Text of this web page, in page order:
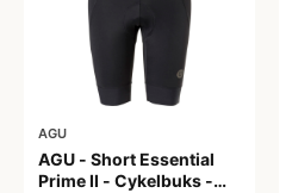
AGU
AGU - Short Essential
Prime II - Cykelbuks -